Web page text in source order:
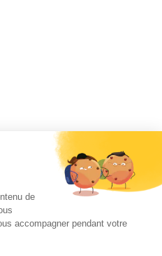
(JPO)